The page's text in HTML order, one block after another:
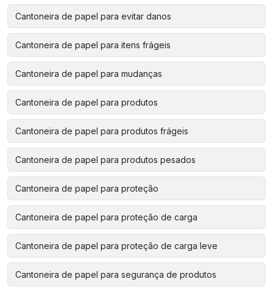
Cantoneira de papel para evitar danos
Cantoneira de papel para itens frágeis
Cantoneira de papel para mudanças
Cantoneira de papel para produtos
Cantoneira de papel para produtos frágeis
Cantoneira de papel para produtos pesados
Cantoneira de papel para proteção
Cantoneira de papel para proteção de carga
Cantoneira de papel para proteção de carga leve
Cantoneira de papel para segurança de produtos